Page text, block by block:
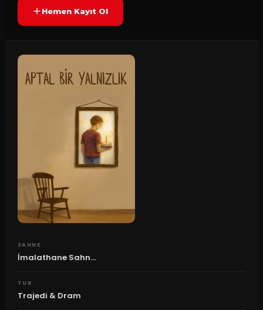
Hemen Kayıt Ol
SAHNE
İmalathane Sahn...
TUR
Trajedi & Dram